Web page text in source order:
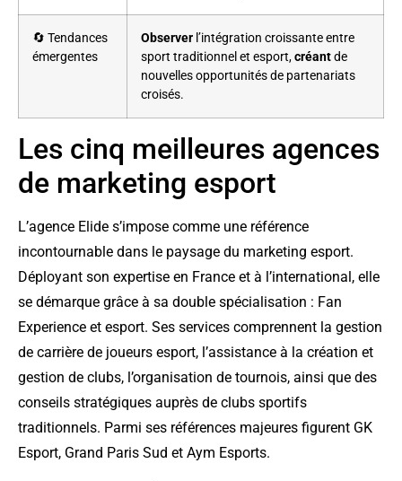
🔄 Tendances
émergentes
Observer l’intégration croissante entre
sport traditionnel et esport,créantde
nouvelles opportunités de partenariats
croisés.
Les cinq meilleures agences
de marketing esport
L’agence Elide s’impose comme une référence
incontournable dans le paysage du marketing esport.
Déployant son expertise en France et à l’international, elle
se démarque grâce à sa double spécialisation : Fan
Experience et esport. Ses services comprennent la gestion
de carrière de joueurs esport, l’assistance à la création et
gestion de clubs, l’organisation de tournois, ainsi que des
conseils stratégiques auprès de clubs sportifs
traditionnels. Parmi ses références majeures figurent GK
Esport, Grand Paris Sud et Aym Esports.